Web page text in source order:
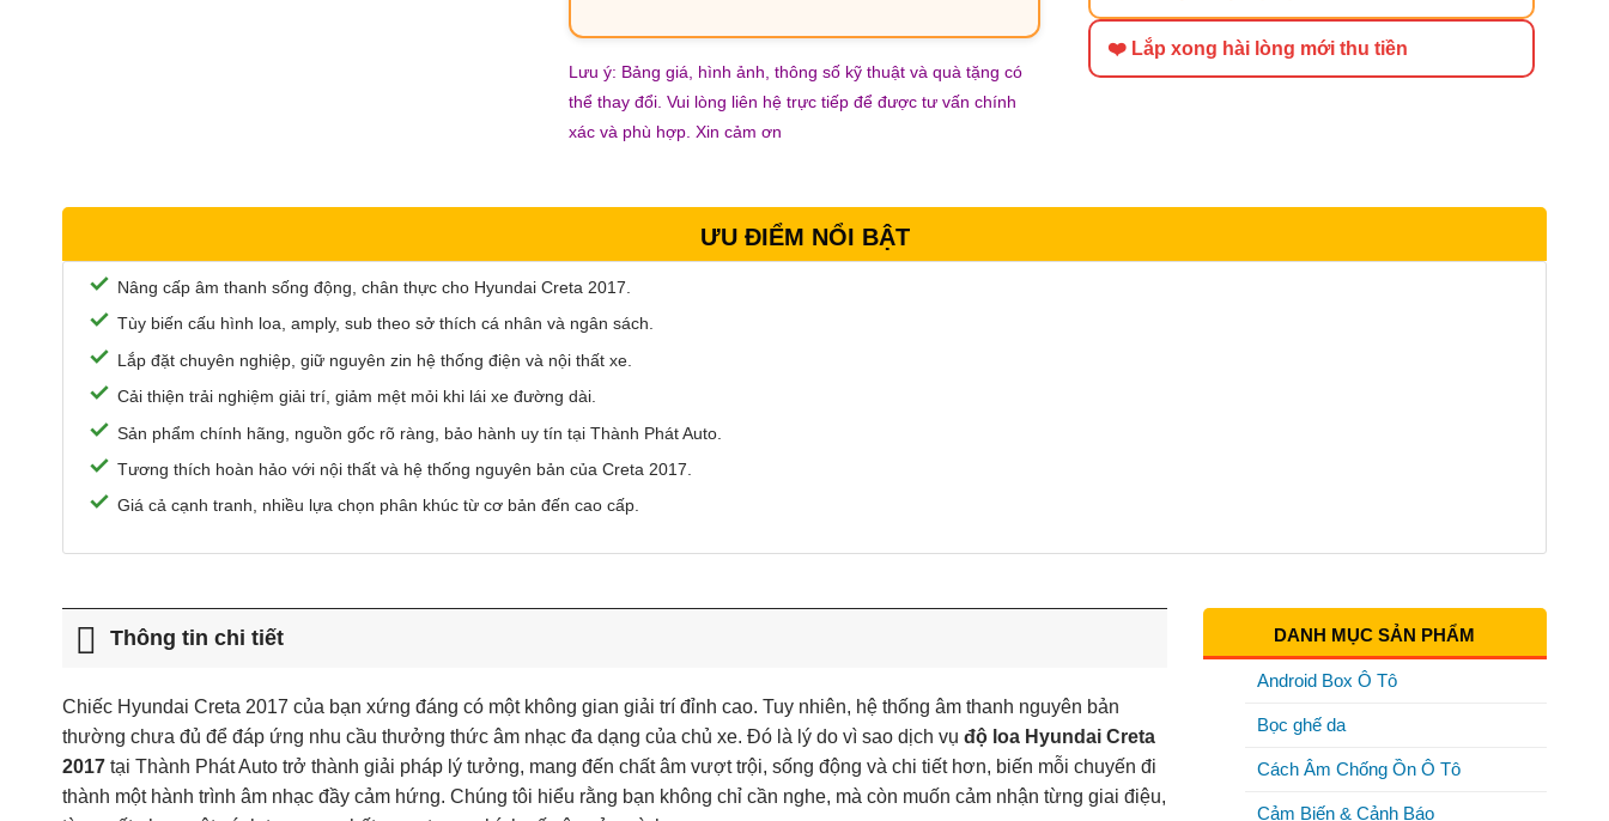
Lưu ý: Bảng giá, hình ảnh, thông số kỹ thuật và quà tặng có
thể thay đổi. Vui lòng liên hệ trực tiếp để được tư vấn chính
xác và phù hợp. Xin cảm ơn
❤️ Lắp xong hài lòng mới thu tiền
ƯU ĐIỂM NỔI BẬT
Nâng cấp âm thanh sống động, chân thực cho Hyundai Creta 2017.
Tùy biến cấu hình loa, amply, sub theo sở thích cá nhân và ngân sách.
Lắp đặt chuyên nghiệp, giữ nguyên zin hệ thống điện và nội thất xe.
Cải thiện trải nghiệm giải trí, giảm mệt mỏi khi lái xe đường dài.
Sản phẩm chính hãng, nguồn gốc rõ ràng, bảo hành uy tín tại Thành Phát Auto.
Tương thích hoàn hảo với nội thất và hệ thống nguyên bản của Creta 2017.
Giá cả cạnh tranh, nhiều lựa chọn phân khúc từ cơ bản đến cao cấp.
Thông tin chi tiết
Chiếc Hyundai Creta 2017 của bạn xứng đáng có một không gian giải trí đỉnh cao. Tuy nhiên, hệ thống âm thanh nguyên bản
thường chưa đủ để đáp ứng nhu cầu thưởng thức âm nhạc đa dạng của chủ xe. Đó là lý do vì sao dịch vụ độ loa Hyundai Creta
2017 tại Thành Phát Auto trở thành giải pháp lý tưởng, mang đến chất âm vượt trội, sống động và chi tiết hơn, biến mỗi chuyến đi
thành một hành trình âm nhạc đầy cảm hứng. Chúng tôi hiểu rằng bạn không chỉ cần nghe, mà còn muốn cảm nhận từng giai điệu,
DANH MỤC SẢN PHẨM
Android Box Ô Tô
Bọc ghế da
Cách Âm Chống Ồn Ô Tô
Cảm Biến & Cảnh Báo